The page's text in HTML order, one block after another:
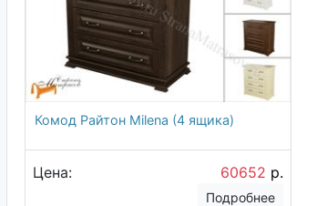
Комод Райтон Milena (4 ящика)
Цена: 60652 р.
Подробнее